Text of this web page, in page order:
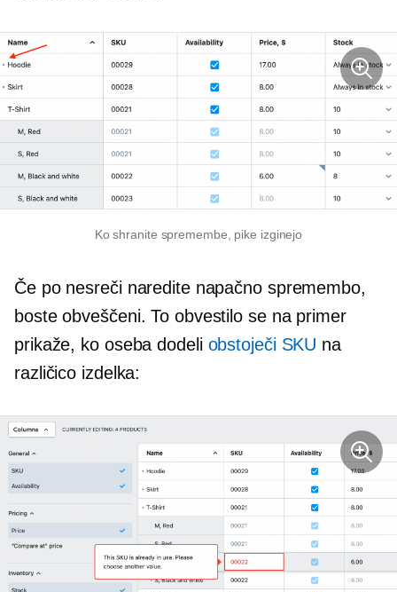
Ko shranite spremembe, pike izginejo
Če po nesreči naredite napačno spremembo,
boste obveščeni. To obvestilo se na primer
prikaže, ko oseba dodeli obstoječi SKU na
različico izdelka: